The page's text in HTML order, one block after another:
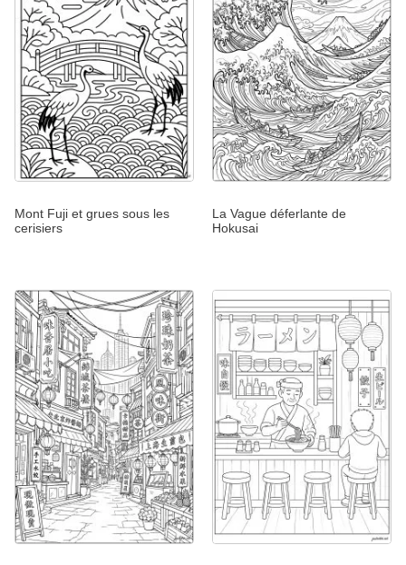
Mont Fuji et grues sous les
cerisiers
La Vague déferlante de
Hokusai